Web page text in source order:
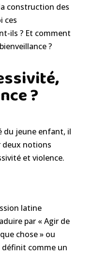
construction des
ces
ils ? Et comment
?
?
du jeune enfant, il
notions
et violence.
latine
par « Agir de
chose » ou
définit comme un